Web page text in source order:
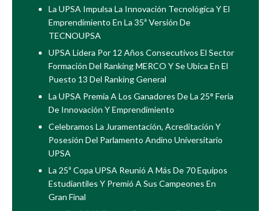
La UPSA Impulsa La Innovación Tecnológica Y El
Emprendimiento En La 35ª Versión De
TECNOUPSA
UPSA Lidera Por 12 Años Consecutivos El Sector
Formación Del Ranking MERCO Y Se Ubica En El
Puesto 13 Del Ranking General
La UPSA Premia A Los Ganadores De La 25° Feria
De Innovación Y Emprendimiento
Celebramos La Juramentación, Acreditación Y
Posesión Del Parlamento Andino Universitario
UPSA
La 25ª Copa UPSA Reunió A Más De 70 Equipos
Estudiantiles Y Premió A Sus Campeones En
Gran Final